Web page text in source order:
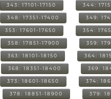
343: 17101-17150 344:
348: 17351-17400 349:
353: 17601-17650 354:
358: 17851-17900 359:
363: 18101-18150 364:
368: 18351-18400 369:
373: 18601-18650 374:
378: 18851-18900 379: